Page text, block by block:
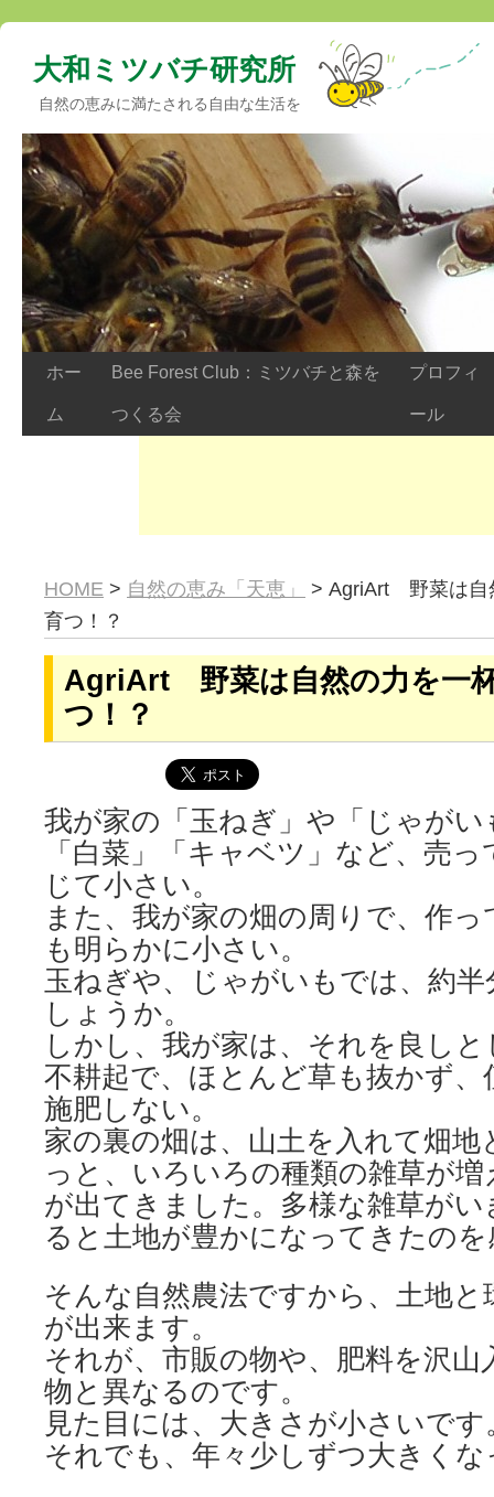
大和ミツバチ研究所
自然の恵みに満たされる自由な生活を
ホー
ム
Bee Forest Club：ミツバチと森を
つくる会
プロフィ
ール
HOME > 自然の恵み「天恵」
> AgriArt 野菜は自
育つ！？
AgriArt 野菜は自然の力を一
つ！？
我が家の「玉ねぎ」や「じゃが
「白菜」「キャベツ」など、売
じて小さい。
また、我が家の畑の周りで、作
も明らかに小さい。
玉ねぎや、じゃがいもでは、約
しょうか。
しかし、我が家は、それを良し
不耕起で、ほとんど草も抜かず、
施肥しない。
家の裏の畑は、山土を入れて畑地
っと、いろいろの種類の雑草が
が出てきました。多様な雑草が
ると土地が豊かになってきたの
そんな自然農法ですから、土地
が出来ます。
それが、市販の物や、肥料を沢
物と異なるのです。
見た目には、大きさが小さいです
それでも、年々少しずつ大きく